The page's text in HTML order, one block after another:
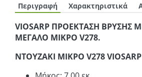
Περιγραφή Χαρακτηριστικά
VIOSARP ΠΡΟΕΚΤΑΣΗ ΒΡΥΣΗΣ
ΜΕΓΑΛΟ ΜΙΚΡΟ V278.
ΝΤΟΥΖΑΚΙ ΜΙΚΡΟ V278 VIOSARP